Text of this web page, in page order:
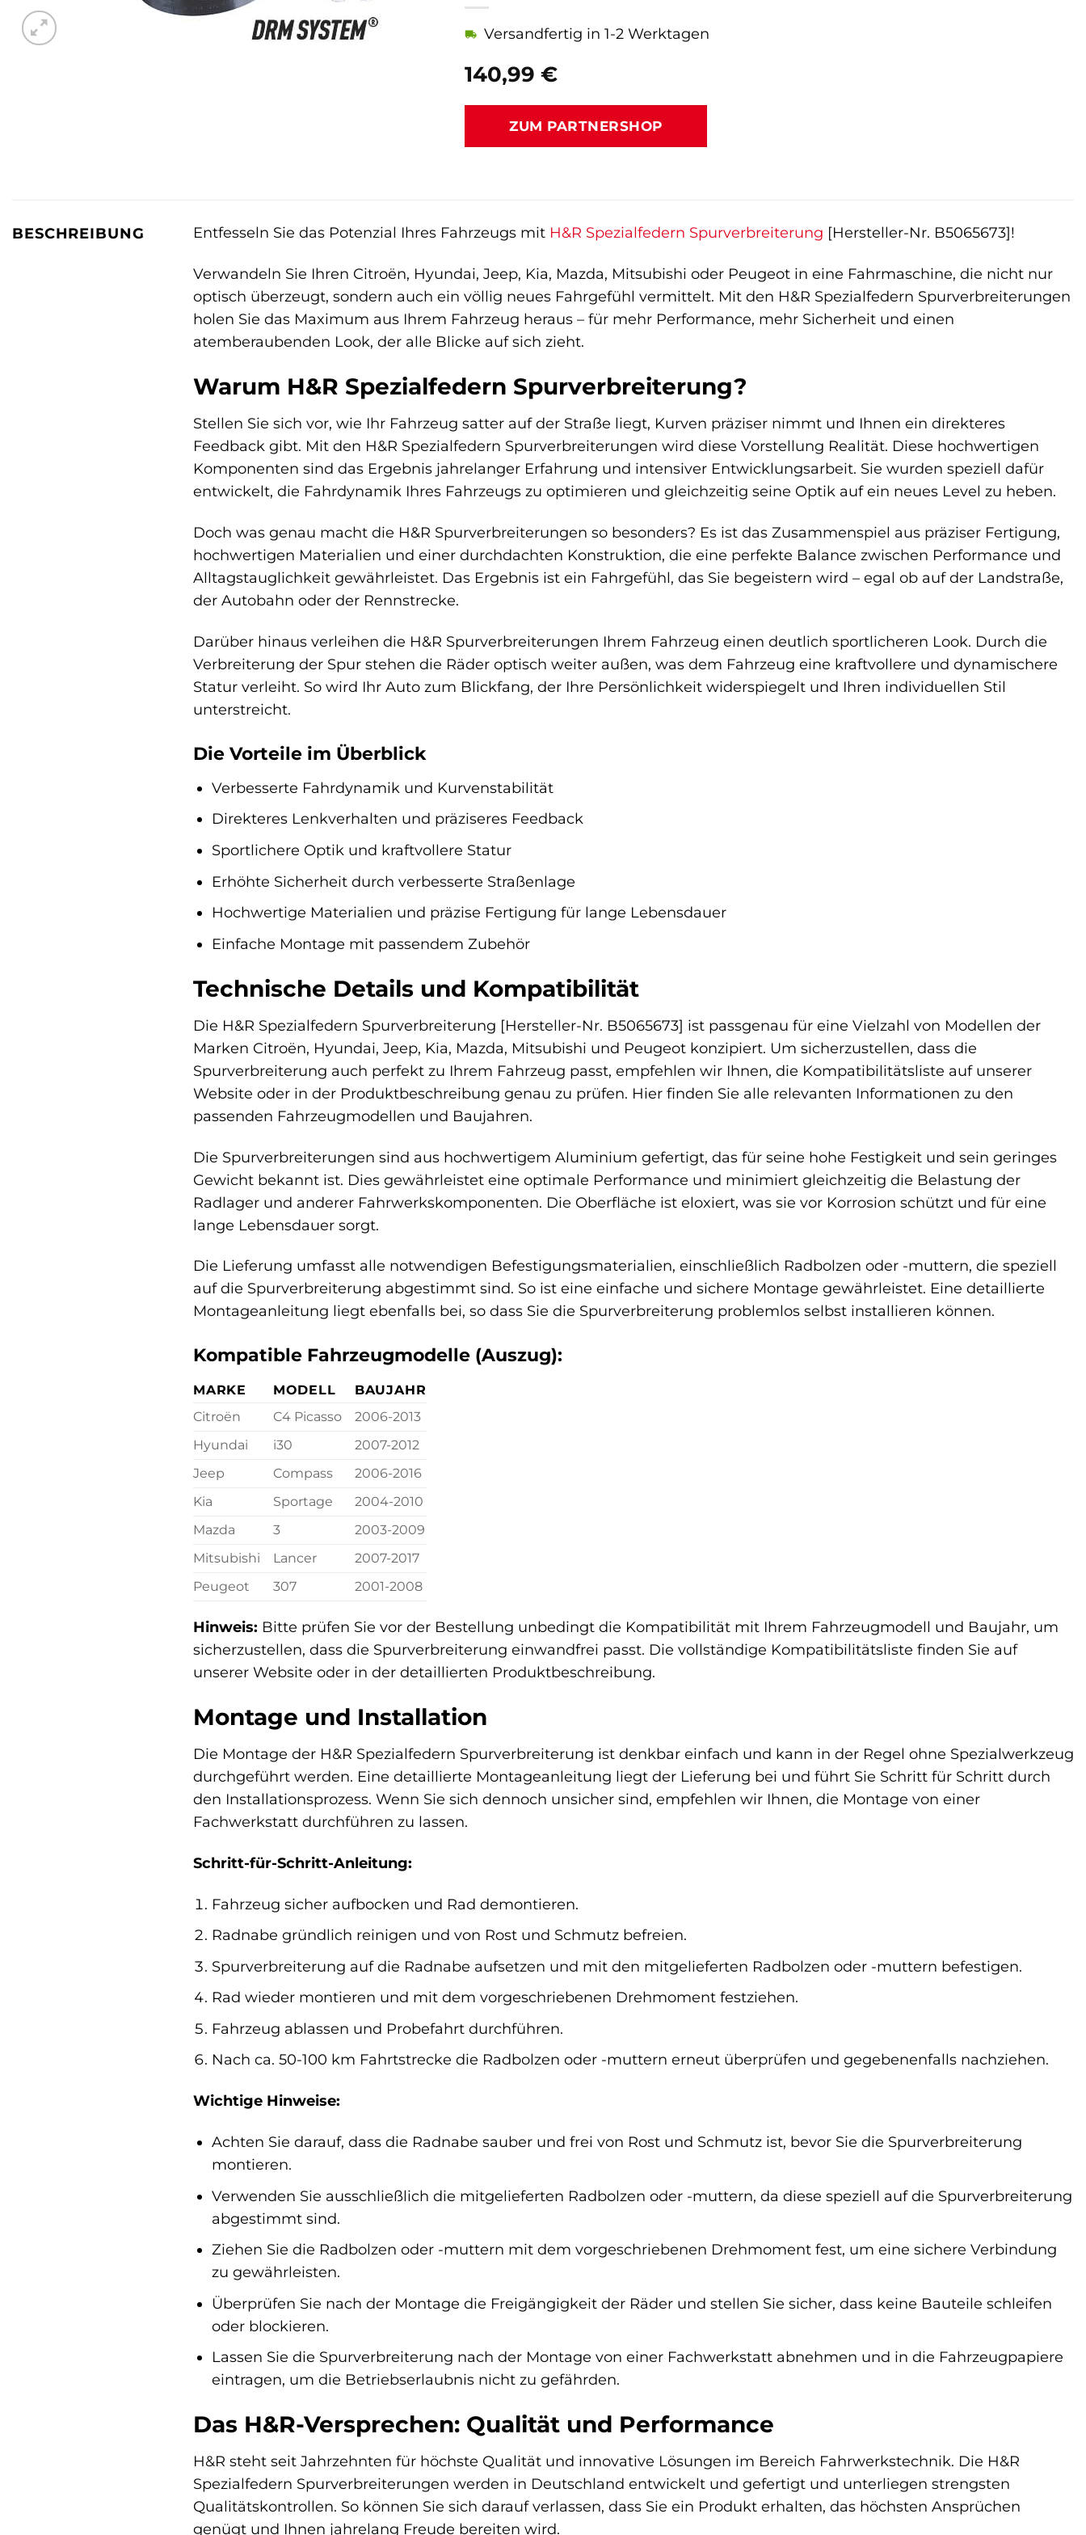
140,99 €
Versandfertig in 1-2 Werktagen
ZUM PARTNERSHOP
BESCHREIBUNG Entfesseln Sie das Potenzial Ihres Fahrzeugs mit H&R Spezialfedern Spurverbreiterung [Hersteller-Nr. B5065673]!
Verwandeln Sie Ihren Citroën, Hyundai, Jeep, Kia, Mazda, Mitsubishi oder Peugeot in eine Fahrmaschine, die nicht nur
optisch überzeugt, sondern auch ein völlig neues Fahrgefühl vermittelt. Mit den H&R Spezialfedern Spurverbreiterungen
holen Sie das Maximum aus Ihrem Fahrzeug heraus – für mehr Performance, mehr Sicherheit und einen
atemberaubenden Look, der alle Blicke auf sich zieht.
Warum H&R Spezialfedern Spurverbreiterung?
Stellen Sie sich vor, wie Ihr Fahrzeug satter auf der Straße liegt, Kurven präziser nimmt und Ihnen ein direkteres
Feedback gibt. Mit den H&R Spezialfedern Spurverbreiterungen wird diese Vorstellung Realität. Diese hochwertigen
Komponenten sind das Ergebnis jahrelanger Erfahrung und intensiver Entwicklungsarbeit. Sie wurden speziell dafür
entwickelt, die Fahrdynamik Ihres Fahrzeugs zu optimieren und gleichzeitig seine Optik auf ein neues Level zu heben.
Doch was genau macht die H&R Spurverbreiterungen so besonders? Es ist das Zusammenspiel aus präziser Fertigung,
hochwertigen Materialien und einer durchdachten Konstruktion, die eine perfekte Balance zwischen Performance und
Alltagstauglichkeit gewährleistet. Das Ergebnis ist ein Fahrgefühl, das Sie begeistern wird – egal ob auf der Landstraße,
der Autobahn oder der Rennstrecke.
Darüber hinaus verleihen die H&R Spurverbreiterungen Ihrem Fahrzeug einen deutlich sportlicheren Look. Durch die
Verbreiterung der Spur stehen die Räder optisch weiter außen, was dem Fahrzeug eine kraftvollere und dynamischere
Statur verleiht. So wird Ihr Auto zum Blickfang, der Ihre Persönlichkeit widerspiegelt und Ihren individuellen Stil
unterstreicht.
Die Vorteile im Überblick
Verbesserte Fahrdynamik und Kurvenstabilität
Direkteres Lenkverhalten und präziseres Feedback
Sportlichere Optik und kraftvollere Statur
Erhöhte Sicherheit durch verbesserte Straßenlage
Hochwertige Materialien und präzise Fertigung für lange Lebensdauer
Einfache Montage mit passendem Zubehör
Technische Details und Kompatibilität
Die H&R Spezialfedern Spurverbreiterung [Hersteller-Nr. B5065673] ist passgenau für eine Vielzahl von Modellen der
Marken Citroën, Hyundai, Jeep, Kia, Mazda, Mitsubishi und Peugeot konzipiert. Um sicherzustellen, dass die
Spurverbreiterung auch perfekt zu Ihrem Fahrzeug passt, empfehlen wir Ihnen, die Kompatibilitätsliste auf unserer
Website oder in der Produktbeschreibung genau zu prüfen. Hier finden Sie alle relevanten Informationen zu den
passenden Fahrzeugmodellen und Baujahren.
Die Spurverbreiterungen sind aus hochwertigem Aluminium gefertigt, das für seine hohe Festigkeit und sein geringes
Gewicht bekannt ist. Dies gewährleistet eine optimale Performance und minimiert gleichzeitig die Belastung der
Radlager und anderer Fahrwerkskomponenten. Die Oberfläche ist eloxiert, was sie vor Korrosion schützt und für eine
lange Lebensdauer sorgt.
Die Lieferung umfasst alle notwendigen Befestigungsmaterialien, einschließlich Radbolzen oder -muttern, die speziell
auf die Spurverbreiterung abgestimmt sind. So ist eine einfache und sichere Montage gewährleistet. Eine detaillierte
Montageanleitung liegt ebenfalls bei, so dass Sie die Spurverbreiterung problemlos selbst installieren können.
Kompatible Fahrzeugmodelle (Auszug):
MARKE MODELL
BAUJAHR
Citroën
C4 Picasso
2006-2013
Hyundai
i30
2007-2012
Jeep
Compass
2006-2016
Kia
Sportage
2004-2010
Mazda
3
2003-2009
Mitsubishi
Lancer
2007-2017
Peugeot
307 2001-2008
Hinweis: Bitte prüfen Sie vor der Bestellung unbedingt die Kompatibilität mit Ihrem Fahrzeugmodell und Baujahr, um
sicherzustellen, dass die Spurverbreiterung einwandfrei passt. Die vollständige Kompatibilitätsliste finden Sie auf
unserer Website oder in der detaillierten Produktbeschreibung.
Montage und Installation
Die Montage der H&R Spezialfedern Spurverbreiterung ist denkbar einfach und kann in der Regel ohne Spezialwerkzeug
durchgeführt werden. Eine detaillierte Montageanleitung liegt der Lieferung bei und führt Sie Schritt für Schritt durch
den Installationsprozess. Wenn Sie sich dennoch unsicher sind, empfehlen wir Ihnen, die Montage von einer
Fachwerkstatt durchführen zu lassen.
Schritt-für-Schritt-Anleitung:
Fahrzeug sicher aufbocken und Rad demontieren.
Radnabe gründlich reinigen und von Rost und Schmutz befreien.
Spurverbreiterung auf die Radnabe aufsetzen und mit den mitgelieferten Radbolzen oder -muttern befestigen.
Rad wieder montieren und mit dem vorgeschriebenen Drehmoment festziehen.
Fahrzeug ablassen und Probefahrt durchführen.
Nach ca. 50-100 km Fahrtstrecke die Radbolzen oder -muttern erneut überprüfen und gegebenenfalls nachziehen.
Wichtige Hinweise:
Achten Sie darauf, dass die Radnabe sauber und frei von Rost und Schmutz ist, bevor Sie die Spurverbreiterung
montieren.
Verwenden Sie ausschließlich die mitgelieferten Radbolzen oder -muttern, da diese speziell auf die Spurverbreiterung
abgestimmt sind.
Ziehen Sie die Radbolzen oder -muttern mit dem vorgeschriebenen Drehmoment fest, um eine sichere Verbindung
zu gewährleisten.
Überprüfen Sie nach der Montage die Freigängigkeit der Räder und stellen Sie sicher, dass keine Bauteile schleifen
oder blockieren.
Lassen Sie die Spurverbreiterung nach der Montage von einer Fachwerkstatt abnehmen und in die Fahrzeugpapiere
eintragen, um die Betriebserlaubnis nicht zu gefährden.
Das H&R-Versprechen: Qualität und Performance
H&R steht seit Jahrzehnten für höchste Qualität und innovative Lösungen im Bereich Fahrwerkstechnik. Die H&R
Spezialfedern Spurverbreiterungen werden in Deutschland entwickelt und gefertigt und unterliegen strengsten
Qualitätskontrollen. So können Sie sich darauf verlassen, dass Sie ein Produkt erhalten, das höchsten Ansprüchen
genügt und Ihnen jahrelang Freude bereiten wird.